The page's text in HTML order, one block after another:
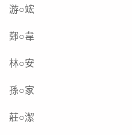
游○竤
鄭○韋
林○安
孫○家
莊○潔